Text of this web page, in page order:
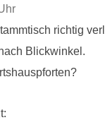
richtig
Blickwinkel.